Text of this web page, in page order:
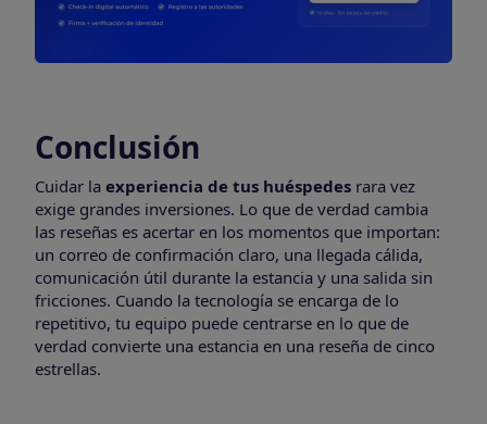
Conclusión
Cuidar la experiencia de tus huéspedes rara vez
exige grandes inversiones. Lo que de verdad cambia
las reseñas es acertar en los momentos que importan:
un correo de confirmación claro, una llegada cálida,
comunicación útil durante la estancia y una salida sin
fricciones. Cuando la tecnología se encarga de lo
repetitivo, tu equipo puede centrarse en lo que de
verdad convierte una estancia en una reseña de cinco
estrellas.